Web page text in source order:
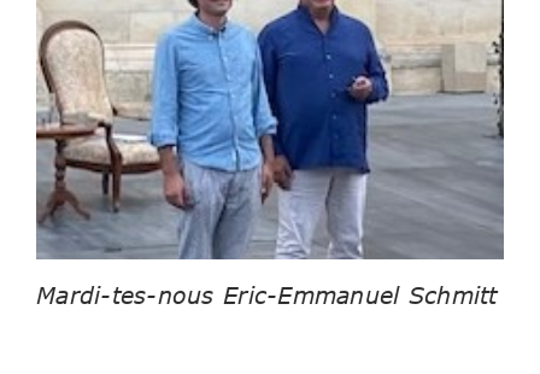
Mardi-tes-nous Eric-Emmanuel Schmitt